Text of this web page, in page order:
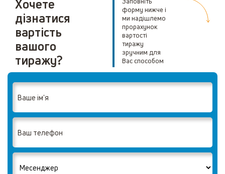
Хочете
дізнатися
вартість
вашого
тиражу?
форму нижче і
ми надішлемо
прорахунок
вартості
тиражу
зручним для
Вас способом